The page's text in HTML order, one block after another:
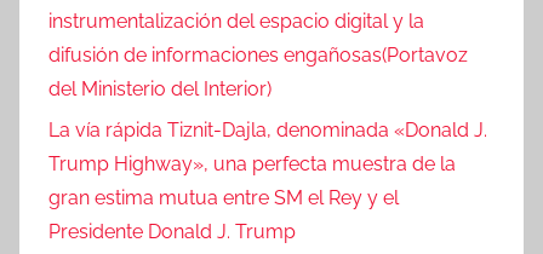
instrumentalización del espacio digital y la
difusión de informaciones engañosas(Portavoz
del Ministerio del Interior)
La vía rápida Tiznit-Dajla, denominada «Donald J.
Trump Highway», una perfecta muestra de la
gran estima mutua entre SM el Rey y el
Presidente Donald J. Trump